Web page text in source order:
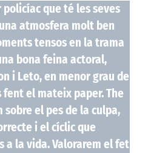
que té les seves
atmosfera molt ben
tensos en la trama
bona feina actoral,
i Leto, en menor grau de
el mateix paper. The
sobre el pes de la culpa,
i el cíclic que
a la vida. Valorarem el fet